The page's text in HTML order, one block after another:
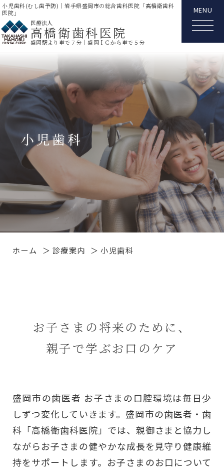
小児歯科(むし歯予防)｜岩手県盛岡市の総合歯科医院「高橋衛歯科
医院」
医療法人
高橋衛歯科医院
盛岡駅より車で７分｜盛岡ＩＣから車で５分
MENU
小児歯科
ホーム 診療案内 小児歯科
お子さまの将来のために、
親子で学ぶお口のケア
盛岡市の歯医者 お子さまの口腔環境は毎日少
しずつ変化していきます。盛岡市の歯医者・歯
科「高橋衛歯科医院」では、親御さまと協力し
ながらお子さまの健やかな成長を見守り健康維
持をサポートします。お子さまのお口について